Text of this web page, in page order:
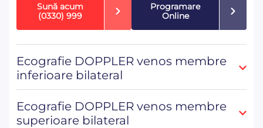
Sună acum
(0330) 999
Programare
Online
Ecografie DOPPLER venos membre
inferioare bilateral
Ecografie DOPPLER venos membre
superioare bilateral